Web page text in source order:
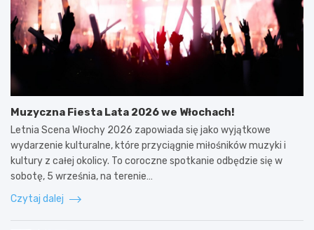
Muzyczna Fiesta Lata 2026 we Włochach!
Letnia Scena Włochy 2026 zapowiada się jako wyjątkowe
wydarzenie kulturalne, które przyciągnie miłośników muzyki i
kultury z całej okolicy. To coroczne spotkanie odbędzie się w
sobotę, 5 września, na terenie…
Czytaj dalej